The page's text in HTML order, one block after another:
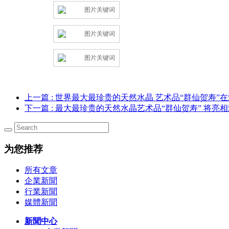
上一篇 : 世界最大最珍贵的天然水晶 艺术品“群仙贺寿”
下一篇 : 最大最珍贵的天然水晶艺术品“群仙贺寿” 将亮
为您推荐
所有文章
企業新聞
行業新聞
媒體新聞
新聞中心